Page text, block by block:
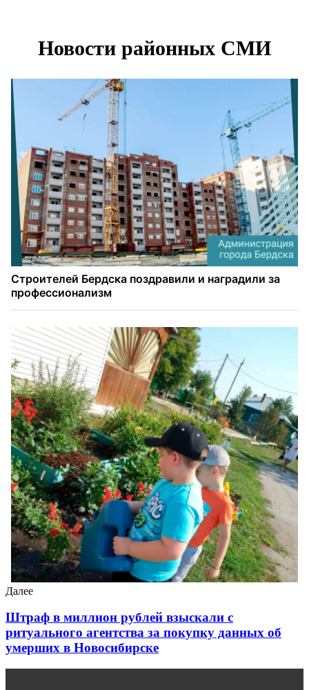
Далее
Штраф в миллион рублей взыскали с
ритуального агентства за покупку данных об
умерших в Новосибирске